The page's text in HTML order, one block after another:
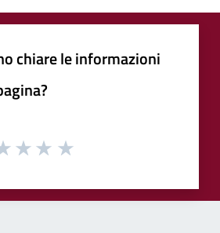
chiare le informazioni